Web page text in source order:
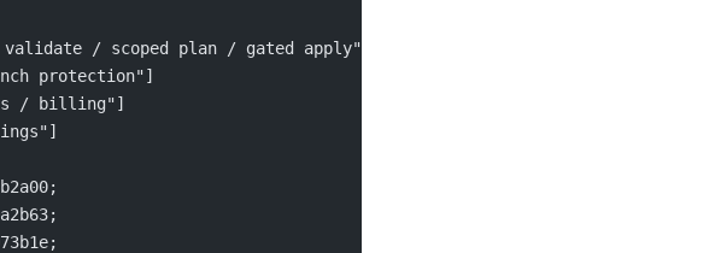
/ scoped plan / gated apply"]
protection"]
/ billing"]